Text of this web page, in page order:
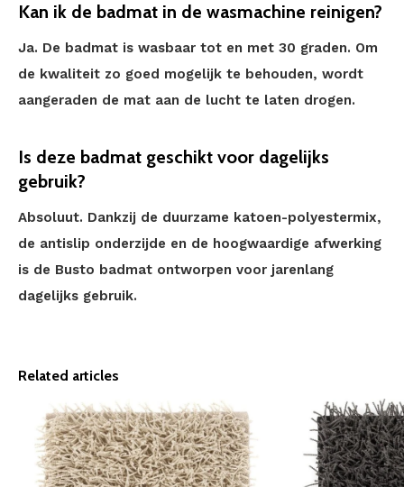
Kan ik de badmat in de wasmachine reinigen?
Ja. De badmat is wasbaar tot en met 30 graden. Om
de kwaliteit zo goed mogelijk te behouden, wordt
aangeraden de mat aan de lucht te laten drogen.
Is deze badmat geschikt voor dagelijks
gebruik?
Absoluut. Dankzij de duurzame katoen-polyestermix,
de antislip onderzijde en de hoogwaardige afwerking
is de Busto badmat ontworpen voor jarenlang
dagelijks gebruik.
Related articles